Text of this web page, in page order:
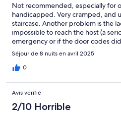
Not recommended, especially for
handicapped. Very cramped, and
staircase. Another problem is the
impossible to reach the host (a
emergency or if the door codes
Séjour de 8 nuits en avril 2025
0
Avis vérifié
2/10 Horrible